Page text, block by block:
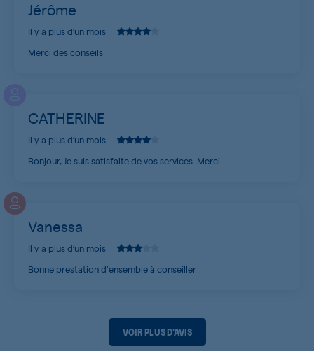
Jérôme
Il y a plus d’un mois
Merci des conseils
CATHERINE
Il y a plus d’un mois
Bonjour, Je suis satisfaite de vos services. Merci
Vanessa
Il y a plus d’un mois
Bonne prestation d'ensemble à conseiller
VOIR PLUS D'AVIS